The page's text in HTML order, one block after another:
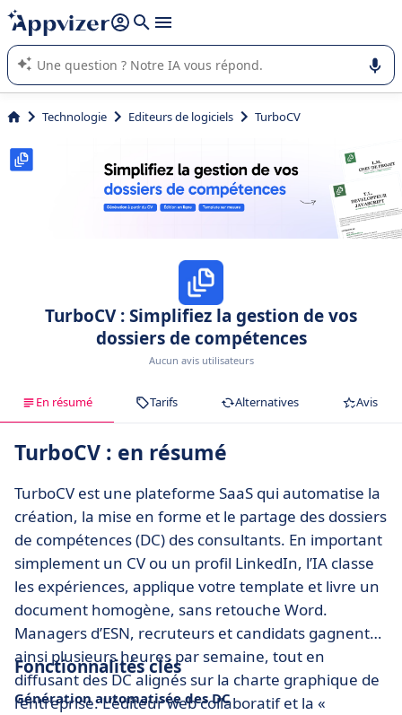
répondre (plusieurs lignes avec
L'IA de Appvizer vous guide dans l'utilisation ou la sélection de
logiciel SaaS en entreprise.
Technologie Editeurs de logiciels TurboCV
TurboCV : Simplifiez la gestion de vos
dossiers de compétences
Aucun avis utilisateurs
En résumé Tarifs Alternatives Avis
TurboCV : en résumé
TurboCV est une plateforme SaaS qui automatise la
création, la mise en forme et le partage des dossiers
de compétences (DC) des consultants. En important
simplement un CV ou un profil LinkedIn, l’IA classe
les expériences, applique votre template et livre un
document homogène, sans retouche Word.
Managers d’ESN, recruteurs et candidats gagnent
ainsi plusieurs heures par semaine, tout en
diffusant des DC alignés sur la charte graphique de
l’entreprise. L’éditeur web collaboratif et la «
Fonctionnalités clés
Génération automatisée des DC